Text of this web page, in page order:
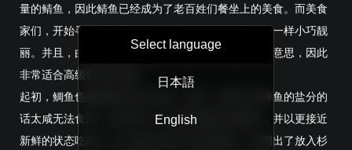
量的鲭鱼，因此鲭鱼已经成为了老百姓们餐坐上的美食。而美食
家们，开始寻求更美味的鲷鱼。若狭的鲷鱼像美人鱼一样小巧靓
丽。并且，由于鲷鱼的发音在日语里含有幸运吉祥的意思，因此
非常适合高级料亭的菜单。
起初，鲷鱼也被腌制后运往京都。但是，如果不洗掉鱼的盐分的
话太咸无法食用。有没有什么办法能消除这种麻烦，并以更接近
新鲜的状态吃呢？为了响应京都人的这种要求，发明出了放入杉
Select language
日本語
English